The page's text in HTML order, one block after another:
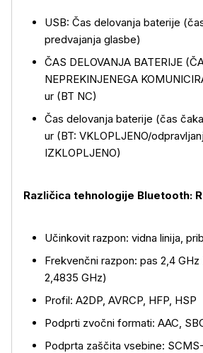
USB: Čas delovanja baterije
predvajanja glasbe)
ČAS DELOVANJA BATERIJE
NEPREKINJENEGA
ur (BT NC)
Čas delovanja baterije (čas
ur (BT: VKLOPLJENO/
IZKLOPLJENO)
Različica tehnologije Bluetooth:
Učinkovit razpon: vidna linija,
Frekvenčni razpon: pas 2,4
2,4835 GHz)
Profil: A2DP, AVRCP, HFP, HSP
Podprti zvočni formati: AAC,
Podprta zaščita vsebine: